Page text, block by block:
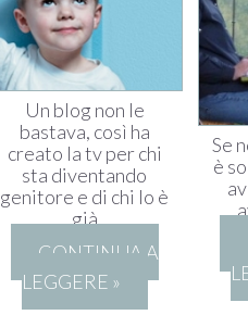
Un blog non le
bastava, così ha
creato la tv per chi
sta diventando
genitore e di chi lo è
già
CONTINUA A
LEGGERE »
Se
è